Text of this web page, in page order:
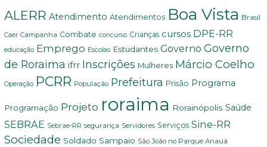
ALERR Atendimento Atendimentos Boa Vista Brasil
Caer Campanha Combate concurso Crianças cursos DPE-RR
educação Emprego Escolas Estudantes Governo Governo
de Roraima ifrr Inscrições Mulheres Márcio Coelho
Operação PCRR População Prefeitura Prisão Programa
Programação Projeto roraima Rorainópolis Saúde
SEBRAE Sebrae-RR segurança Servidores Serviços Sine-RR
Sociedade Soldado Sampaio São João no Parque Anauá